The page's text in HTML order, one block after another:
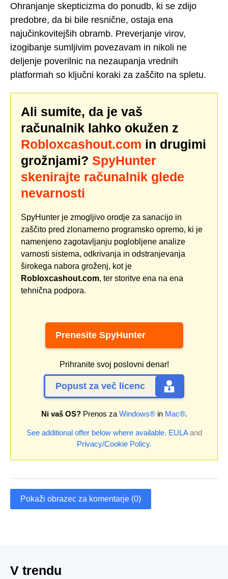
Ohranjanje skepticizma do ponudb, ki se zdijo
predobre, da bi bile resnične, ostaja ena
najučinkovitejših obramb. Preverjanje virov,
izogibanje sumljivim povezavam in nikoli ne
deljenje poverilnic na nezaupanja vrednih
platformah so ključni koraki za zaščito na spletu.
Ali sumite, da je vaš
računalnik lahko okužen z
Robloxcashout.com in drugimi
grožnjami? SpyHunter
skenirajte računalnik glede
nevarnosti
SpyHunter je zmogljivo orodje za sanacijo in
zaščito pred zlonamerno programsko opremo, ki je
namenjeno zagotavljanju poglobljene analize
varnosti sistema, odkrivanja in odstranjevanja
širokega nabora groženj, kot je
Robloxcashout.com, ter storitve ena na ena
tehnična podpora.
Prenesite SpyHunter
Prihranite svoj poslovni denar!
Popust za več licenc
Ni vaš OS?Prenos zaWindows®in Mac®.
See additional offer below where available. EULAand
Privacy/Cookie Policy.
Pokaži obrazec za komentarje (0)
V trendu